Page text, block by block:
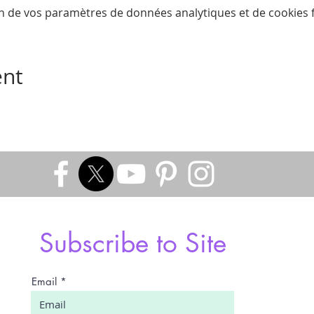
de vos paramètres de données analytiques et de cookies
Subscribe to Site
Email